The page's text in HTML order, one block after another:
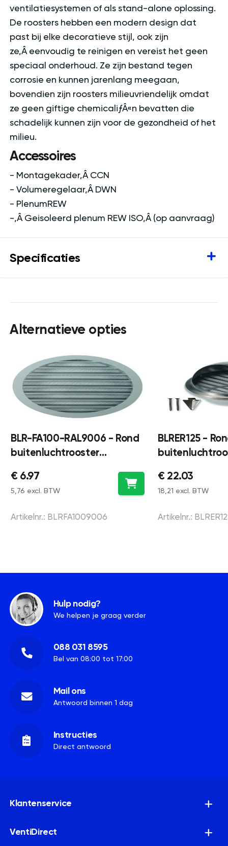
ventilatiesystemen of als stand-alone oplossing.
De roosters hebben een modern design dat
past bij elke decoratieve stijl, ook zijn
ze‚Â eenvoudig te reinigen en vereist het geen
speciaal onderhoud. Ze zijn bestand tegen
corrosie en kunnen jarenlang meegaan,
bovendien zijn roosters milieuvriendelijk omdat
ze geen giftige chemicaliƒÂ«n bevatten die
schadelijk kunnen zijn voor de gezondheid of het
milieu.
Accessoires
- Montagekader‚Â CCN
- Volumeregelaar‚Â DWN
- PlenumREW
-‚Â Geisoleerd plenum REW ISO‚Â (op aanvraag)
Specificaties
Alternatieve opties
BLR-FA100-RAL9006 - Rond
buitenluchtrooster
muggengaas
€ 6.97
5,76 excl. BTW
Artikelnr.: BLRFA1009006
BLRER125 -
ventilatie met
€ 22.03
18,21 excl. BTW
Artikelnr.:
Hulp nodig?
We helpen je graag verder
088 031 8595
Bel van 08:00 tot 17:00
Mail ons
Antwoord binnen 1 dag
Instructies
Direct antwoord
Klantenservice
VentiDirect